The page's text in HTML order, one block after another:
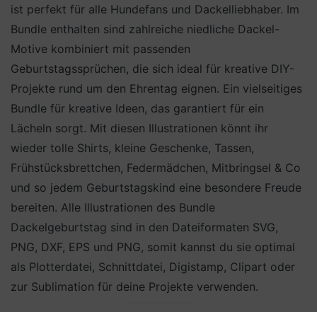
ist perfekt für alle Hundefans und Dackelliebhaber. Im
Bundle enthalten sind zahlreiche niedliche Dackel-
Motive kombiniert mit passenden
Geburtstagssprüchen, die sich ideal für kreative DIY-
Projekte rund um den Ehrentag eignen. Ein vielseitiges
Bundle für kreative Ideen, das garantiert für ein
Lächeln sorgt. Mit diesen Illustrationen könnt ihr
wieder tolle Shirts, kleine Geschenke, Tassen,
Frühstücksbrettchen, Federmädchen, Mitbringsel & Co
und so jedem Geburtstagskind eine besondere Freude
bereiten. Alle Illustrationen des Bundle
Dackelgeburtstag sind in den Dateiformaten SVG,
PNG, DXF, EPS und PNG, somit kannst du sie optimal
als Plotterdatei, Schnittdatei, Digistamp, Clipart oder
zur Sublimation für deine Projekte verwenden.